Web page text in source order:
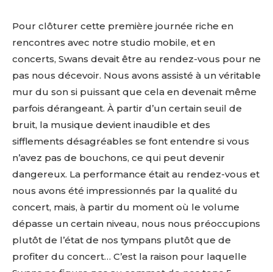
Pour clôturer cette première journée riche en
rencontres avec notre studio mobile, et en
concerts, Swans devait être au rendez-vous pour ne
pas nous décevoir. Nous avons assisté à un véritable
mur du son si puissant que cela en devenait même
parfois dérangeant. À partir d’un certain seuil de
bruit, la musique devient inaudible et des
sifflements désagréables se font entendre si vous
n’avez pas de bouchons, ce qui peut devenir
dangereux. La performance était au rendez-vous et
nous avons été impressionnés par la qualité du
concert, mais, à partir du moment où le volume
dépasse un certain niveau, nous nous préoccupions
plutôt de l’état de nos tympans plutôt que de
profiter du concert… C’est la raison pour laquelle